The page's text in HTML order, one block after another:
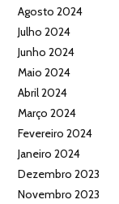
Agosto 2024
Julho 2024
Junho 2024
Maio 2024
Abril 2024
Março 2024
Fevereiro 2024
Janeiro 2024
Dezembro 2023
Novembro 2023